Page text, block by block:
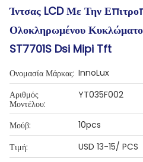
Ίντσας LCD Με Την
Ολοκληρωμένου
ST7701S Dsi Mipi Tft
Ονομασία Μάρκας: InnoLux
Αριθμός
Μοντέλου:
YT035F002
Μούβ:
10pcs
Τιμή:
USD 13-15/ PCS